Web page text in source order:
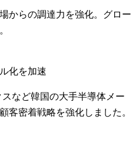
からの調達力を強化。グロー
化を加速
など韓国の大手半導体メー
客密着戦略を強化しました。